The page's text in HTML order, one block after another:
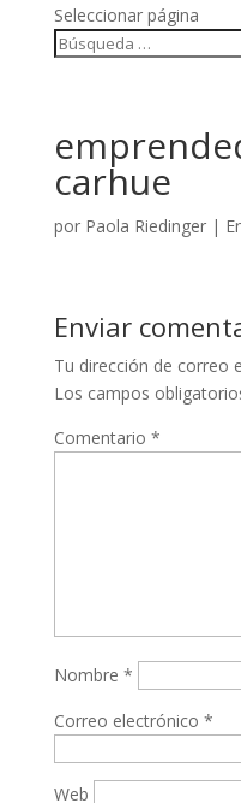
Seleccionar página
carhue
por Paola Riedinger|
Enviar
Tu dirección de correo
Los campos
Comentario *
Nombre *
Correo electrónico *
Web